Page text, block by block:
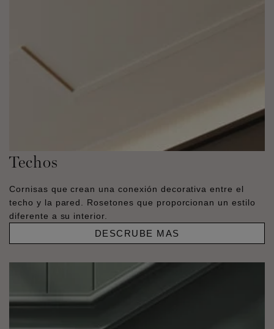
Techos
Cornisas que crean una conexión decorativa entre el
techo y la pared. Rosetones que proporcionan un estilo
diferente a su interior.
DESCRUBE MAS